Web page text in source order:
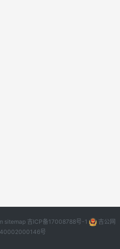
sitemap 吉ICP备17008788号-1
吉公网
号